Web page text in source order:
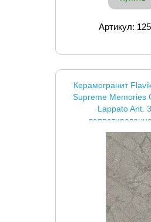
Артикул:
Керамогранит
Supreme Memories
Lappato Ant.